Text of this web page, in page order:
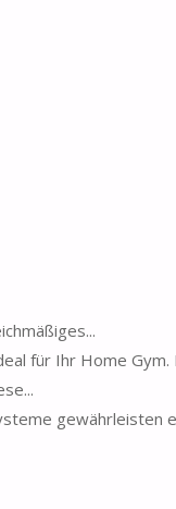
für Ihr Home Gym.
gewährleisten